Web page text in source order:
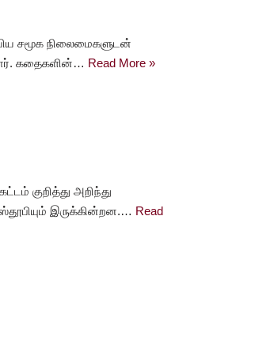
சமூக நிலைமைகளுடன்
கதைகளின்… Read More »
குறித்து அறிந்து
இருக்கின்றன.… Read